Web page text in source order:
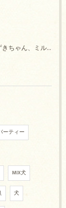
今日はシュガーちゃん、あずきちゃん、ミルキーちゃん、コロンちゃん、ココちゃんのトリミングの紹介です【奈良のエース動物病院】
ーティー
MIX犬
犬